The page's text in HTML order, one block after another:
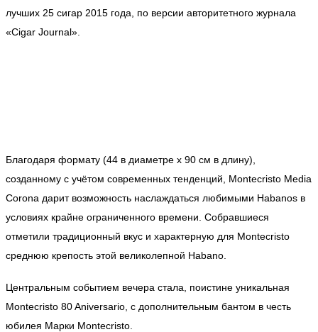
лучших 25 сигар 2015 года, по версии авторитетного журнала
«Cigar Journal».
Благодаря формату (44 в диаметре x 90 см в длину),
созданному с учётом современных тенденций, Montecristo Media
Сorona дарит возможность наслаждаться любимыми Habanos в
условиях крайне ограниченного времени. Собравшиеся
отметили традиционный вкус и характерную для Montecristo
среднюю крепость этой великолепной Habano.
Центральным событием вечера стала, поистине уникальная
Montecristo 80 Aniversario, с дополнительным бантом в честь
юбилея Марки Montecristo.